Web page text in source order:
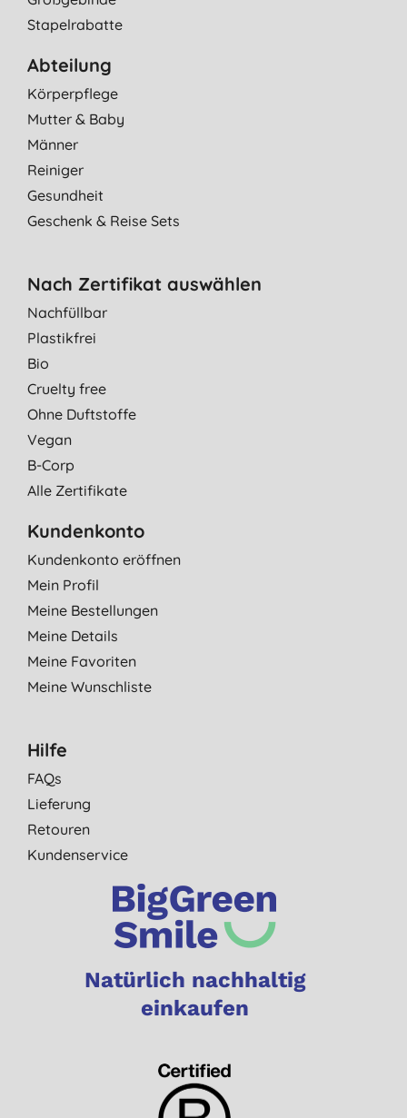
Stapelrabatte
Abteilung
Körperpflege
Mutter & Baby
Männer
Reiniger
Gesundheit
Geschenk & Reise Sets
Nach Zertifikat auswählen
Nachfüllbar
Plastikfrei
Bio
Cruelty free
Ohne Duftstoffe
Vegan
B-Corp
Alle Zertifikate
Kundenkonto
Kundenkonto eröffnen
Mein Profil
Meine Bestellungen
Meine Details
Meine Favoriten
Meine Wunschliste
Hilfe
FAQs
Lieferung
Retouren
Kundenservice
Natürlich nachhaltig
einkaufen